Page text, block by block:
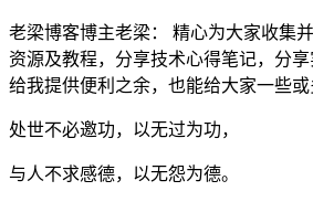
老梁博客博主老梁： 精心为大家收集
资源及教程，分享技术心得笔记，分
给我提供便利之余，也能给大家一些或
处世不必邀功，以无过为功，
与人不求感德，以无怨为德。